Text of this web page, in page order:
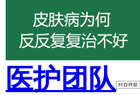
医护团队